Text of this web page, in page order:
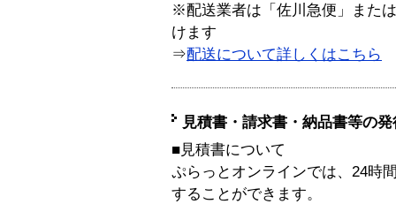
※配送業者は「佐川急便」また
けます
⇒配送について詳しくはこちら
見積書・請求書・納品書等の
■見積書について
ぷらっとオンラインでは、24時
することができます。